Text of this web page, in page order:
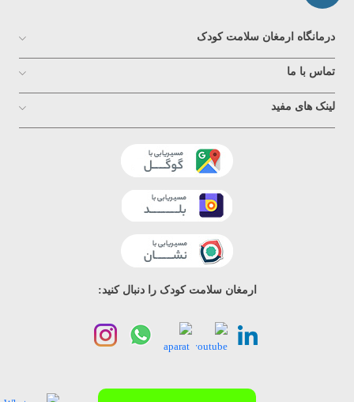
درمانگاه ارمغان سلامت کودک
تماس با ما
لینک های مفید
ارمغان سلامت کودک را دنبال کنید: